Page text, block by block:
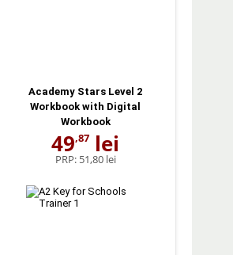
Academy Stars Level 2
Workbook with Digital
Workbook
49,87 lei
PRP: 51,80 lei